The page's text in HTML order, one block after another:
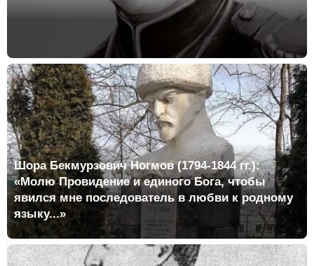
Шора Бекмурзович Ногмов (1794-1844 гг.):
«Молю Провидение и единого Бога, чтобы
явился мне последователь в любви к родному
языку...»